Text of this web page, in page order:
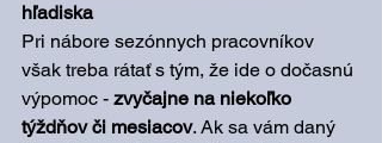
hľadiska
Pri nábore sezónnych pracovníkov
však treba rátať s tým, že ide o dočasnú
výpomoc - zvyčajne na niekoľko
týždňov či mesiacov. Ak sa vám daný